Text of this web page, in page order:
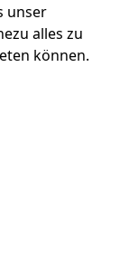
unser
alles zu
können.